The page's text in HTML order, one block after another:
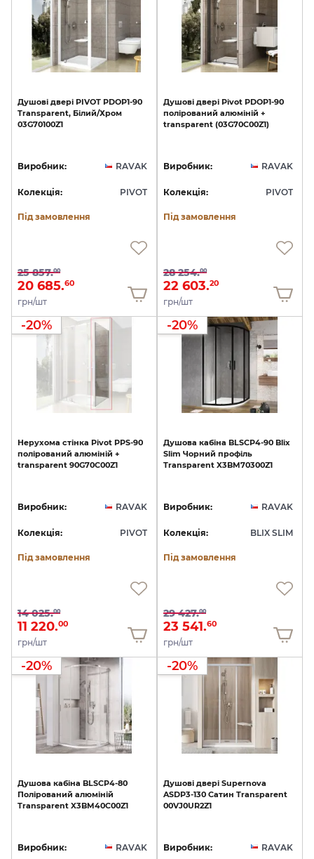
Душові двері PIVOT PDOP1-90
Transparent, Білий/Хром
03G70100Z1
Виробник: RAVAK
Колекція: PIVOT
Під замовлення
25 857.00
20 685.60
грн/шт
Душові двері Pivot PDOP1-90
полірований алюміній +
transparent (03G70C00Z1)
Виробник: RAVAK
Колекція: PIVOT
Під замовлення
28 254.00
22 603.20
грн/шт
-20%
Нерухома стінка Pivot PPS-90
полірований алюміній +
transparent 90G70C00Z1
Виробник: RAVAK
Колекція: PIVOT
Під замовлення
14 025.00
11 220.00
грн/шт
-20%
Душова кабіна BLSCP4-90 Blix
Slim Чорний профіль
Transparent X3BM70300Z1
Виробник: RAVAK
Колекція: BLIX SLIM
Під замовлення
29 427.00
23 541.60
грн/шт
-20%
Душова кабіна BLSCP4-80
Полірований алюміній
Transparent X3BM40C00Z1
Виробник: RAVAK
-20%
Душові двері Supernova
ASDP3-130 Сатин Transparent
00VJ0UR2Z1
Виробник: RAVAK